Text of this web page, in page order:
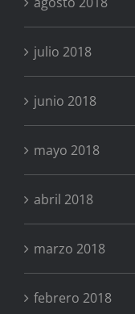
julio 2018
junio 2018
mayo 2018
abril 2018
marzo 2018
febrero 2018